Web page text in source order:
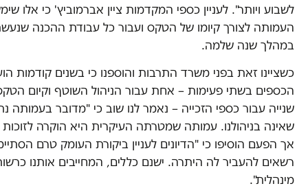
לשבוע ויותר". לעניין כספי המקדמות ציין אברמוביץ' כי אלו
העמותה לצורך קיומו של הטקס ועבור כל עבודת ההכנה
במהלך שנה שלמה.
כשציינו זאת בפני משרד התרבות והוספנו כי בשנים קודמות
הכספים בשתי פעימות – אחת עבור הניהול השוטף וקיום
שנייה עבור כספי הזכייה – נאמר לנו שוב כי "מדובר בעמותה
שאינה בניהולנו. עמותה שמטרתה העיקרית היא הוקרה לזוכות
אך הפעם הוסיפו כי "הדיונים לעניין ביקורת העומק טרם
רשאים להעביר לה היתרה. ישנם כללים, המחייבים אותנו
מינהלית".